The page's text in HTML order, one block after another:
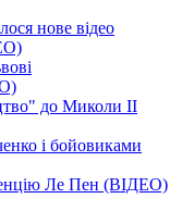
нове відео
до Миколи ІІ
і бойовиками
Ле Пен (ВІДЕО)